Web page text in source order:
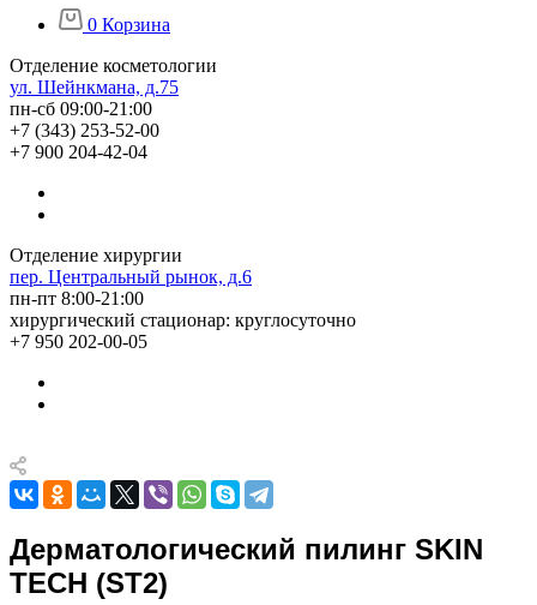
0 Корзина
Отделение косметологии
ул. Шейнкмана, д.75
пн-сб 09:00-21:00
+7 (343) 253-52-00
+7 900 204-42-04
Отделение хирургии
пер. Центральный рынок, д.6
пн-пт 8:00-21:00
хирургический стационар: круглосуточно
+7 950 202-00-05
Дерматологический пилинг SKIN
TECH (ST2)